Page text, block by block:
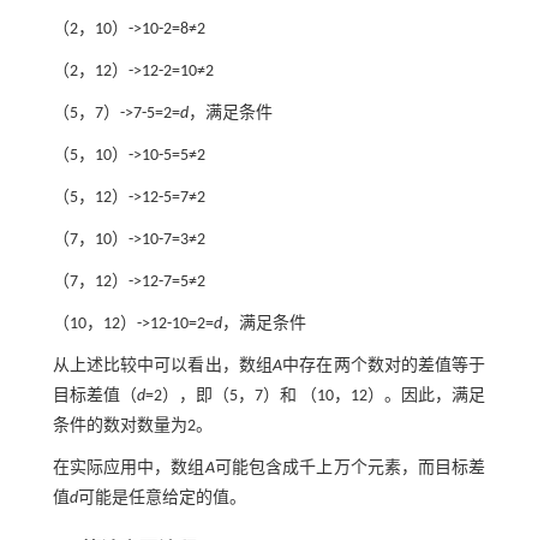
（2，10）->10-2=8≠2
（2，12）->12-2=10≠2
（5，7）->7-5=2=d，满足条件
（5，10）->10-5=5≠2
（5，12）->12-5=7≠2
（7，10）->10-7=3≠2
（7，12）->12-7=5≠2
（10，12）->12-10=2=d，满足条件
从上述比较中可以看出，数组A中存在两个数对的差值等于
目标差值（d=2），即（5，7）和 （10，12）。因此，满足
条件的数对数量为2。
在实际应用中，数组A可能包含成千上万个元素，而目标差
值d可能是任意给定的值。